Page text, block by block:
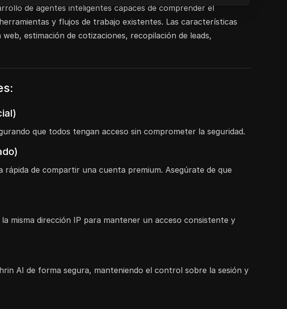
de agentes inteligentes capaces de comprender el
y flujos de trabajo existentes. Las características
estimación de cotizaciones, recopilación de leads,
que todos tengan acceso sin comprometer la seguridad.
de compartir una cuenta premium. Asegúrate de que
misma dirección IP para mantener un acceso consistente y
AI de forma segura, manteniendo el control sobre la sesión y